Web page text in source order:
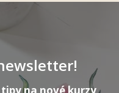
na nové kurzy,